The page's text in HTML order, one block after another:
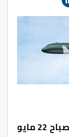
أصدرت المصالح الصحية والإدارية صباح 22 مايو